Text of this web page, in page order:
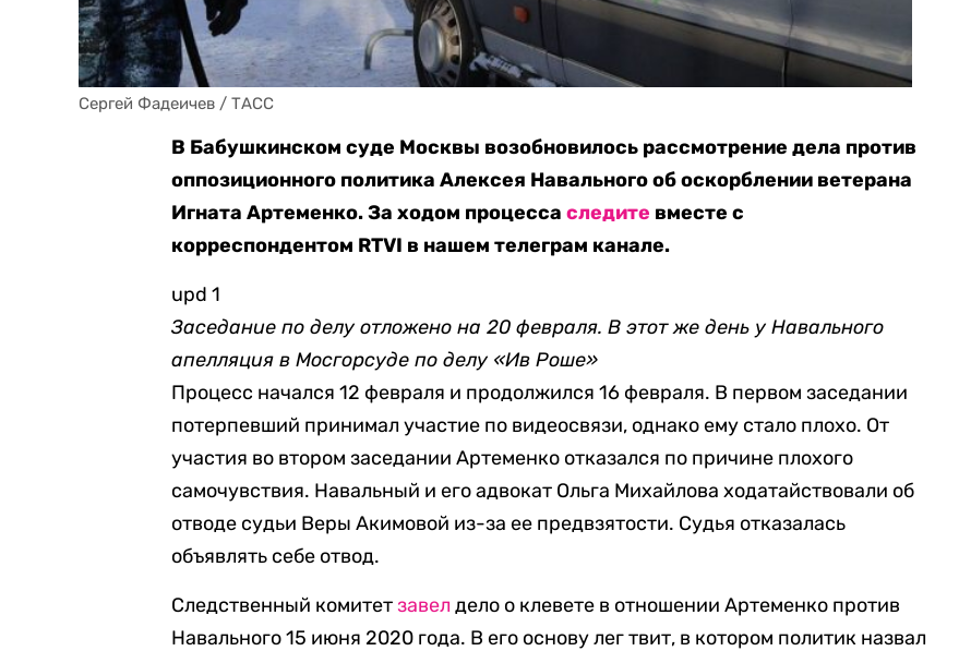
Сергей Фадеичев / ТАСС
В Бабушкинском суде Москвы возобновилось рассмотрение дела против
оппозиционного политика Алексея Навального об оскорблении ветерана
Игната Артеменко. За ходом процессаследите вместе с
корреспондентом RTVI в нашем телеграм канале.
upd 1
Заседание по делу отложено на 20 февраля. В этот же день у Навального
апелляция в Мосгорсуде по делу «Ив Роше»
Процесс начался 12 февраля и продолжился 16 февраля. В первом заседании
потерпевший принимал участие по видеосвязи, однако ему стало плохо. От
участия во втором заседании Артеменко отказался по причине плохого
самочувствия. Навальный и его адвокат Ольга Михайлова ходатайствовали об
отводе судьи Веры Акимовой из-за ее предвзятости. Судья отказалась
объявлять себе отвод.
Следственный комитетзавел дело о клевете в отношении Артеменко против
Навального 15 июня 2020 года. В его основу лег твит, в котором политик назвал